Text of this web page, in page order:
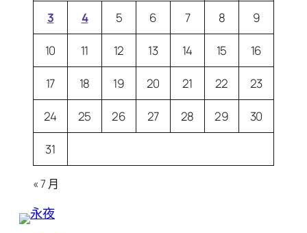
3 4 5 6 7 8 9
10 11 12 13 14 15 16
17 18 19 20 21 22 23
24 25 26 27 28 29 30
31
« 7 月